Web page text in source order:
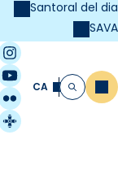
Santoral del dia
SAVA
Instagram
YouTube
Flickr
Estel
Catalunya
CA Cerca